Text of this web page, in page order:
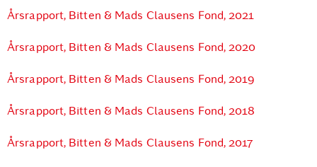
Årsrapport, Bitten & Mads Clausens Fond, 2021
Årsrapport, Bitten & Mads Clausens Fond, 2020
Årsrapport, Bitten & Mads Clausens Fond, 2019
Årsrapport, Bitten & Mads Clausens Fond, 2018
Årsrapport, Bitten & Mads Clausens Fond, 2017